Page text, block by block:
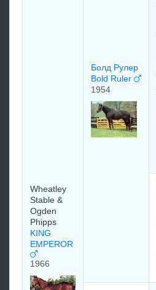
Wheatley
Stable &
Ogden
Phipps
KING
EMPEROR
1966
Болд Рулер
Bold Ruler
1954